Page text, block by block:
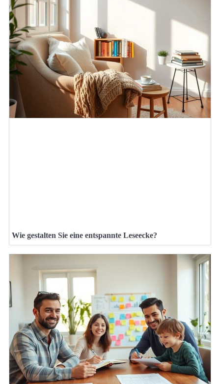
Wie gestalten Sie eine entspannte Leseecke?